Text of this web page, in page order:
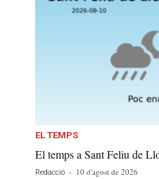
EL TEMPS
El temps a Sant Feliu de
Redacció - 10 d'agost de 2026